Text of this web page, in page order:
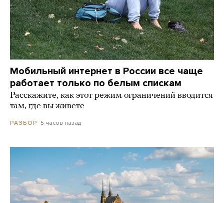
Мобильный интернет в России все чаще
работает только по белым спискам
Расскажите, как этот режим ограничений вводится
там, где вы живете
РАЗБОР 5 часов назад